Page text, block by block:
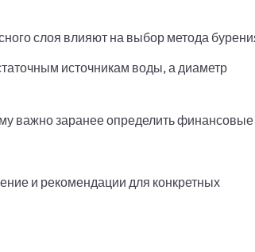
слоя влияют на выбор метода
источникам воды, а диаметр
важно заранее определить финансовые
и рекомендации для конкретных